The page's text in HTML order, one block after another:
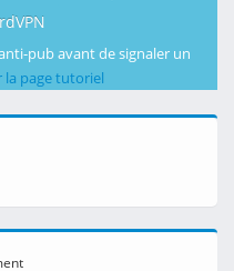
pub avant de signaler un
la page tutoriel